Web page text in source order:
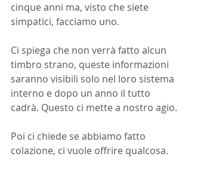
cinque anni ma, visto che siete
simpatici, facciamo uno.
Ci spiega che non verrà fatto alcun
timbro strano, queste informazioni
saranno visibili solo nel loro sistema
interno e dopo un anno il tutto
cadrà. Questo ci mette a nostro agio.
Poi ci chiede se abbiamo fatto
colazione, ci vuole offrire qualcosa.